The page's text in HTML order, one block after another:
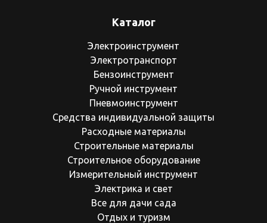
Каталог
Электроинструмент
Электротранспорт
Бензоинструмент
Ручной инструмент
Пневмоинструмент
Средства индивидуальной защиты
Расходные материалы
Строительные материалы
Строительное оборудование
Измерительный инструмент
Электрика и свет
Все для дачи сада
Отдых и туризм